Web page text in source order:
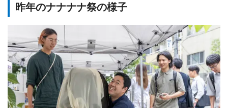
昨年のナナナナ祭の様子